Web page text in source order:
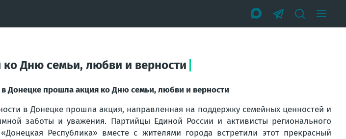
ко Дню семьи, любви и верности
в Донецке прошла акция ко Дню семьи, любви и верности
в Донецке прошла акция, направленная на поддержку семейных ценностей и
заботы и уважения. Партийцы Единой России и активисты регионального
Республика» вместе с жителями города встретили этот прекрасный